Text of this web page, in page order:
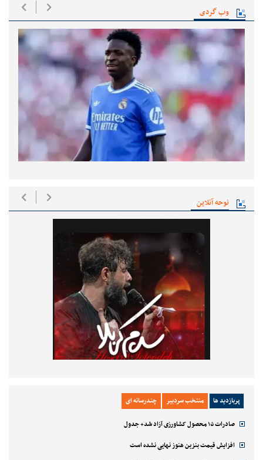
وب گردی
نوحه آنلاین
پربازدید ها منتخب سردبیر چندرسانه ای
صادرات ۱۵ محصول کشاورزی آزاد شد+ جدول
افزایش قیمت بنزین هنوز نهایی نشده است